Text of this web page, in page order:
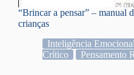
“Brincar a pensar” – manual
crianças
Inteligência Emocional
Crítico
Pensamento